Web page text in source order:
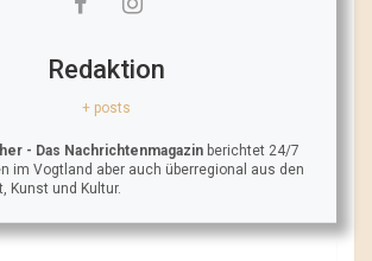
Redaktion
+ posts
- Das Nachrichtenmagazin berichtet 24/7
im Vogtland aber auch überregional aus den
Kunst und Kultur.